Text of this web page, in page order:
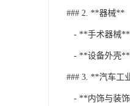
### 2. **器械**
- **手术器械**
- **设备外壳**
### 3. **汽车工
- **内饰与装饰